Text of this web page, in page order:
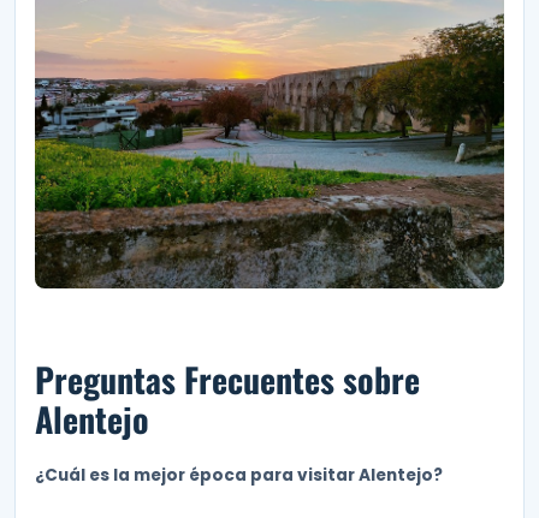
Preguntas Frecuentes sobre
Alentejo
¿Cuál es la mejor época para visitar Alentejo?